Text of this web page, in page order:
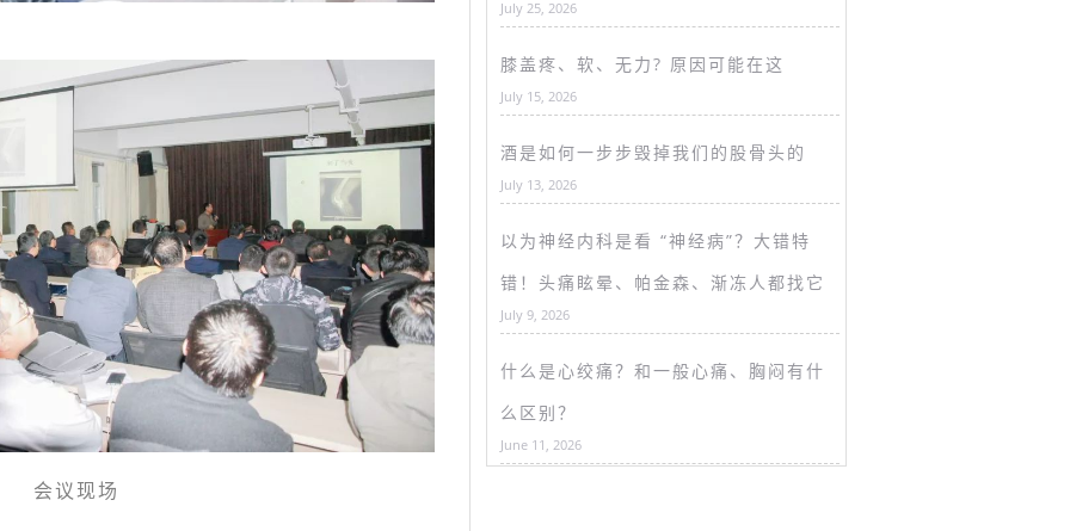
会议现场
July 25, 2026
膝盖疼、软、无力? 原因可能在这
July 15, 2026
酒是如何一步步毁掉我们的股骨头的
July 13, 2026
以为神经内科是看 “神经病”？大错特
错！头痛眩晕、帕金森、渐冻人都找它
July 9, 2026
什么是心绞痛？和一般心痛、胸闷有什
么区别？
June 11, 2026